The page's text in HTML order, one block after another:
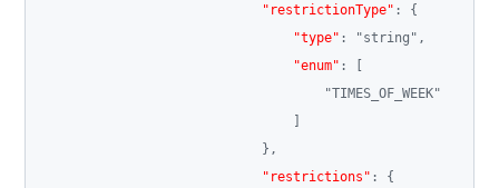
"restrictionType" :
{
"type" : "string" ,
"enum" :
[
"TIMES_OF_WEEK"
]
} ,
"restrictions" :
{